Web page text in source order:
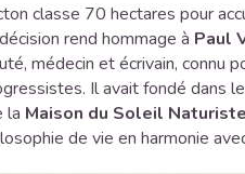
classe 70 hectares pour
rend hommage à Paul
médecin et écrivain, connu
Il avait fondé dans
la Maison du Soleil Naturiste
de vie en harmonie